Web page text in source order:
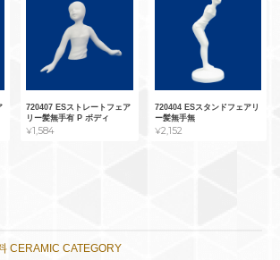
720407 ESストレートフェア
リー髪無手有 P ボディ
¥1,584
720404 ESスタンドフェアリ
ー髪無手無
¥2,152
CERAMIC CATEGORY